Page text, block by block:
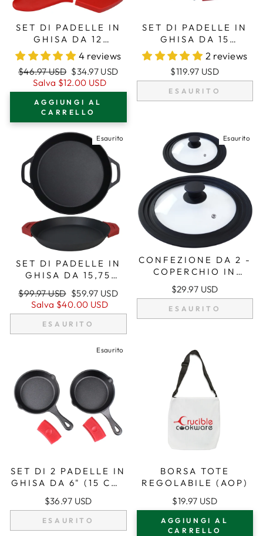
SET DI PADELLE IN
GHISA DA 12
POLLICI/30,5 CM,
PADELLA, MANICI IN
SILICONE
4 reviews
Prezzo
regolare
$46.97 USD Prezzo
di
vendita
$34.97 USD
Salva $12.00 USD
AGGIUNGI AL
CARRELLO
SET DI PADELLE IN
GHISA DA 15
POLLICI (38 CM),
MANICI IN
SILICONE,
COPERCHIO IN
VETRO,
2 reviews
$119.97 USD
ESAURITO
Esaurito
SET DI PADELLE IN
GHISA DA 15,75
CON MANICI A
DOPPIO ANELLO,
PADELLA, PRESINE
IN SILICONE
Prezzo
regolare
$99.97 USD Prezzo
di
vendita
$59.97 USD
Salva $40.00 USD
ESAURITO
Esaurito
CONFEZIONE DA 2 -
COPERCHIO IN
VETRO UNIVERSALE
-
MULTIDIMENSIONAL
E PER PENTOLE E
$29.97 USD
ESAURITO
Esaurito
SET DI 2 PADELLE IN
GHISA DA 6" (15 CM)
IMPUGNATURE IN
SILICONE PER
MANICO
$36.97 USD
ESAURITO
BORSA TOTE
REGOLABILE (AOP)
$19.97 USD
AGGIUNGI AL
CARRELLO